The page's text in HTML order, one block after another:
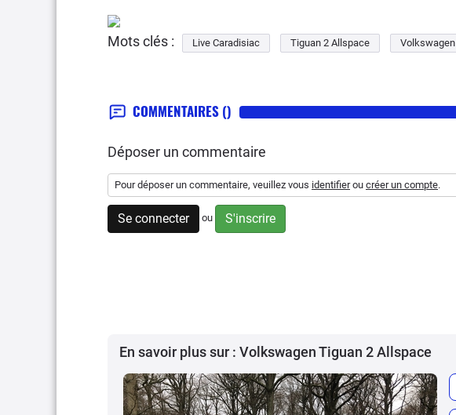
Mots clés : Live Caradisiac Tiguan 2 Allspace Volkswagen
COMMENTAIRES ()
Déposer un commentaire
Pour déposer un commentaire, veuillez vous identifierou créer un compte.
Se connecter ou S'inscrire
En savoir plus sur : Volkswagen Tiguan 2 Allspace